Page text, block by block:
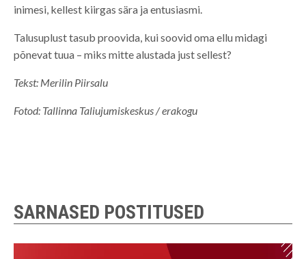
inimesi, kellest kiirgas sära ja entusiasmi.
Talusuplust tasub proovida, kui soovid oma ellu midagi
põnevat tuua – miks mitte alustada just sellest?
Tekst: Merilin Piirsalu
Fotod: Tallinna Taliujumiskeskus / erakogu
SARNASED POSTITUSED